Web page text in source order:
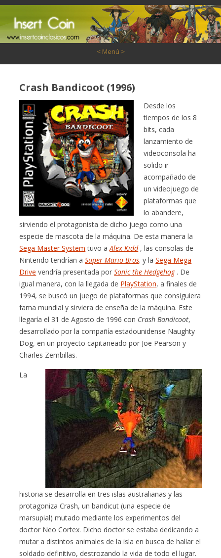
< Menú >
Crash Bandicoot (1996)
Desde los
tiempos de los 8
bits, cada
lanzamiento de
videoconsola ha
solido ir
acompañado de
un videojuego de
plataformas que
lo abandere,
sirviendo el protagonista de dicho juego como una
especie de mascota de la máquina. De esta manera la
Sega Master System tuvo aAlex Kidd, las consolas de
Nintendo tendrían aSuper Mario Bros. y laSega Mega
Drive vendría presentada porSonic the Hedgehog. De
igual manera, con la llegada de PlayStation, a finales de
1994, se buscó un juego de plataformas que consiguiera
fama mundial y sirviera de enseña de la máquina. Este
llegaría el 31 de Agosto de 1996 con Crash Bandicoot,
desarrollado por la compañía estadounidense Naughty
Dog, en un proyecto capitaneado por Joe Pearson y
Charles Zembillas.
La
historia se desarrolla en tres islas australianas y las
protagoniza Crash, un bandicut (una especie de
marsupial) mutado mediante los experimentos del
doctor Neo Cortex. Dicho doctor se estaba dedicando a
mutar a distintos animales de la isla en busca de hallar el
soldado definitivo, destrozando la vida de todo el lugar.